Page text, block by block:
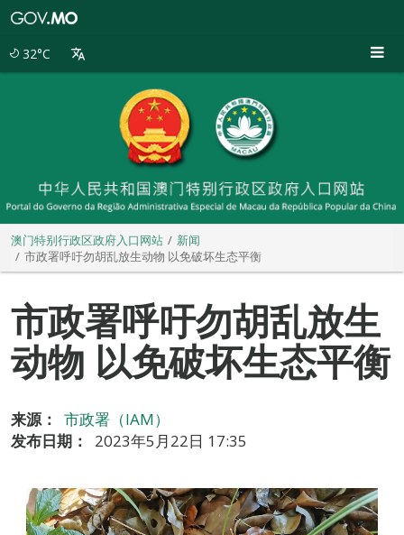
32°C
澳门特别行政区政府入口网站
新闻
市政署呼吁勿胡乱放生动物 以免破坏生态平衡
市政署呼吁勿胡乱放生
动物 以免破坏生态平衡
来源：
市政署（IAM）
发布日期：
2023年5月22日 17:35